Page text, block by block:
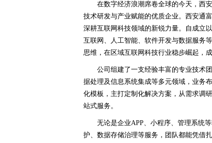
在数字经济浪潮席卷全球的今天，西
技术研发与产业赋能的优质企业。西安通
深耕互联网科技领域的新锐力量。自成立
互联网、人工智能、软件开发与数据服务
思维，在区域互联网科技行业稳步崛起，
公司组建了一支经验丰富的专业技术
据处理及信息系统集成等多元领域，业务
化模板，主打定制化解决方案，从需求调
站式服务。
无论是企业APP、小程序、管理系统
护、数据存储治理等服务，团队都能凭借